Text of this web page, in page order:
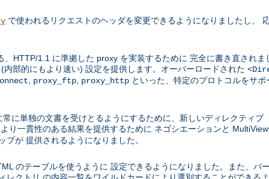
で使われるリクエストのヘッダを変更できるようになりましたし、
HTTP/1.1 に準拠した proxy を実装するために 完全に書き直されま
部的にもより速い) 設定を提供します。オーバーロードされた
proxy_ftp proxy_http といった、特定のプロトコルをサポ
に単独の文書を受けとるようにするために、新しいディレクティブ
り一貫性のある結果を提供するために ネゴシエーションと
が 提供されるようになりました。
のテーブルを使うように 設定できるようになりました。また、バ